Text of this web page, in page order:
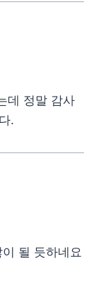
데 정말 감사
.
될 듯하네요